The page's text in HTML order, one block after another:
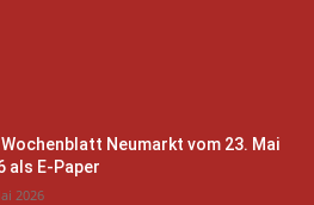
Wochenblatt Neumarkt vom 23. Mai
als E-Paper
2026